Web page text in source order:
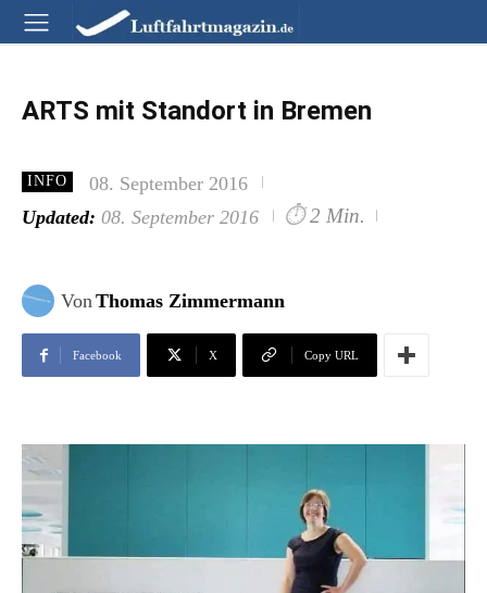
ARTS mit Standort in Bremen
INFO
08. September 2016
Updated: 08. September 2016 ⏱ 2 Min.
VonThomas Zimmermann
Facebook X Copy URL